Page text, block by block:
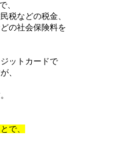
、
税などの税金、
の社会保険料を
ットカードで
、
で、